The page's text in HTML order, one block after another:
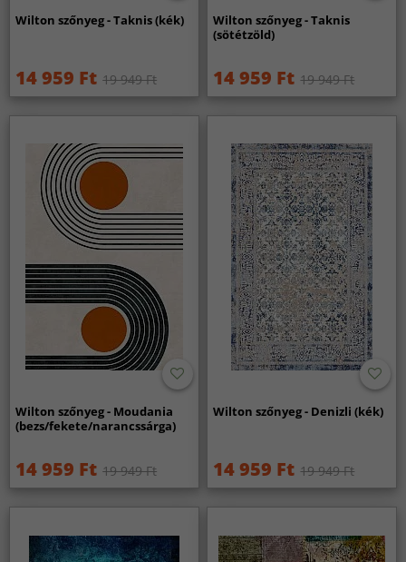
Wilton szőnyeg - Taknis (kék)
14 959 Ft 19 949 Ft
Wilton szőnyeg - Taknis
(sötétzöld)
14 959 Ft 19 949 Ft
Wilton szőnyeg - Moudania
(bezs/fekete/narancssárga)
14 959 Ft 19 949 Ft
Wilton szőnyeg - Denizli (kék)
14 959 Ft 19 949 Ft